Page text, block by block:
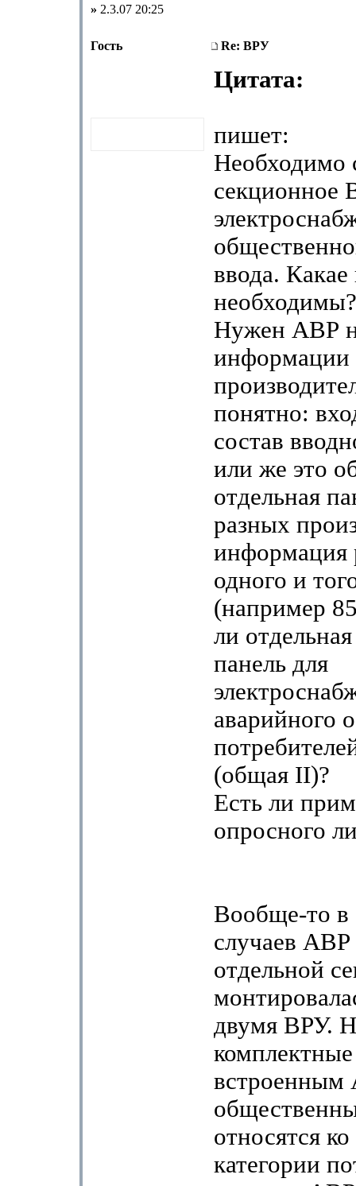
» 2.3.07 20:25
Гость Re: ВРУ
Цитата:
пишет:
Необходимо
секционное
ввода. Какае
Нужен АВР
информации
понятно:
состав
или же это
отдельная
разных
информация
одного и
(например
ли
панель для
аварийного
(общая II)?
Есть ли
опросного
Вообще-то в
случаев АВР
отдельной
двумя ВРУ.
относятся
категории